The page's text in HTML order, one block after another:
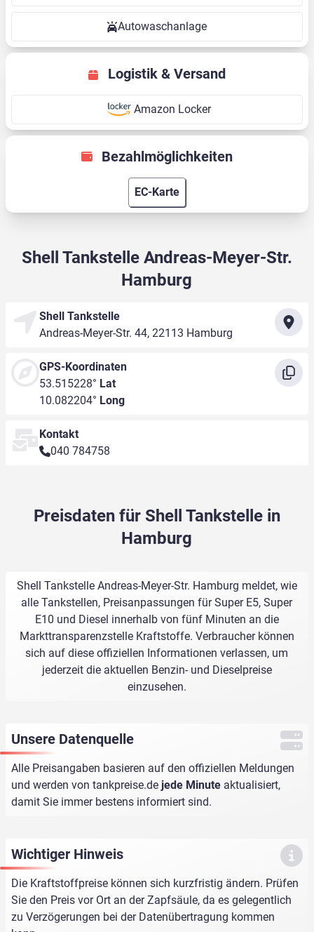
Autowaschanlage
Logistik & Versand
Amazon Locker
Bezahlmöglichkeiten
EC-Karte
Shell Tankstelle Andreas-Meyer-Str.
Hamburg
Shell Tankstelle
Andreas-Meyer-Str. 44, 22113 Hamburg
GPS-Koordinaten
53.515228° Lat
10.082204° Long
Kontakt
040 784758
Preisdaten für Shell Tankstelle in
Hamburg
Shell Tankstelle Andreas-Meyer-Str. Hamburg meldet, wie
alle Tankstellen, Preisanpassungen für Super E5, Super
E10 und Diesel innerhalb von fünf Minuten an die
Markttransparenzstelle Kraftstoffe. Verbraucher können
sich auf diese offiziellen Informationen verlassen, um
jederzeit die aktuellen Benzin- und Dieselpreise
einzusehen.
Unsere Datenquelle
Alle Preisangaben basieren auf den offiziellen Meldungen
und werden von tankpreise.de jede Minute aktualisiert,
damit Sie immer bestens informiert sind.
Wichtiger Hinweis
Die Kraftstoffpreise können sich kurzfristig ändern. Prüfen
Sie den Preis vor Ort an der Zapfsäule, da es gelegentlich
zu Verzögerungen bei der Datenübertragung kommen